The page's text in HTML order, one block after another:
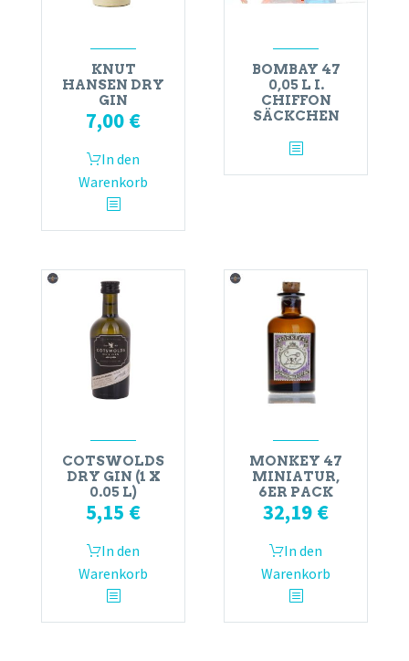
KNUT
HANSEN DRY
GIN
7,00 €
In den
Warenkorb
BOMBAY 47
0,05 L I.
CHIFFON
SÄCKCHEN
COTSWOLDS
DRY GIN (1 X
0.05 L)
5,15 €
In den
Warenkorb
MONKEY 47
MINIATUR,
6ER PACK
32,19 €
In den
Warenkorb